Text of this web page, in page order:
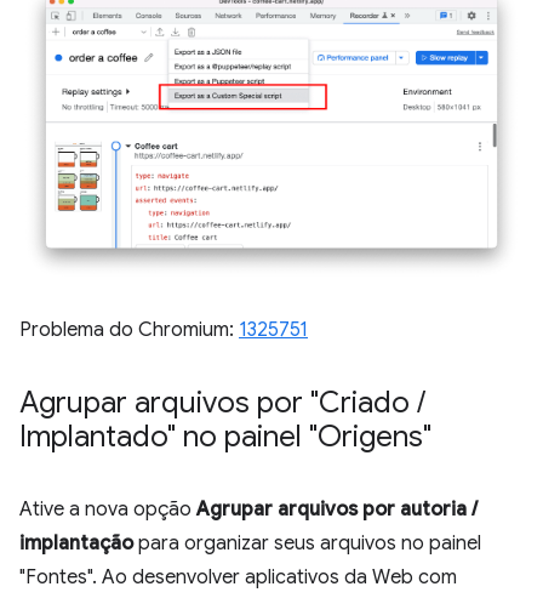
Problema do Chromium: 1325751
Agrupar arquivos por "Criado /
Implantado" no painel "Origens"
Ative a nova opçãoAgrupar arquivos por autoria /
implantaçãopara organizar seus arquivos no painel
"Fontes". Ao desenvolver aplicativos da Web com